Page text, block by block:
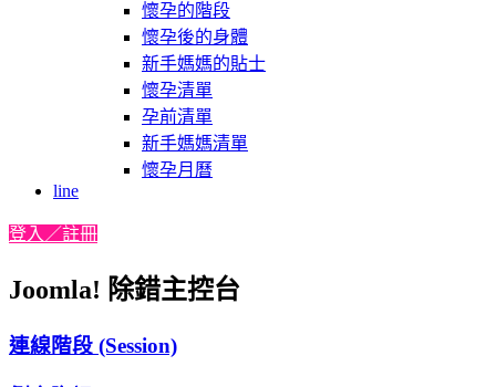
懷孕的階段
懷孕後的身體
新手媽媽的貼士
懷孕清單
孕前清單
新手媽媽清單
懷孕月曆
line
登入／註冊
Joomla! 除錯主控台
連線階段 (Session)